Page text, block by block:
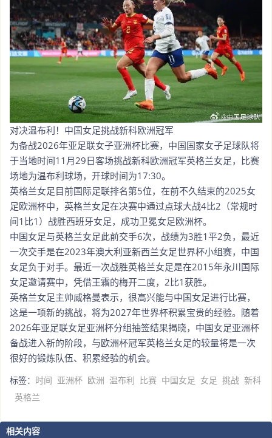
对决温布利！中国女足挑战新科欧洲冠军
为备战2026年亚足联女子亚洲杯比赛，中国国家女子足球队将
于当地时间11月29日客场挑战新科欧洲冠军英格兰女足，比赛
场地为温布利球场，开球时间为17:30。
英格兰女足目前国际足联排名第5位，在前不久结束的2025女
足欧洲杯中，英格兰女足在决赛中通过点球大战4比2（常规时
间1比1）战胜西班牙女足，成功卫冕女足欧洲杯。
中国女足与英格兰女足此前交手6次，战绩为3胜1平2负，最近
一次交手是在2023年澳大利亚新西兰女足世界杯小组赛，中国
女足负于对手。最近一次战胜英格兰女足是在2015年永川国际
女足邀请赛中，凭借王霜的梅开二度，2比1获胜。
英格兰女足主帅威格曼表示，很高兴能与中国女足进行比赛，
这是一项新的挑战，将为2027年世界杯积累宝贵的经验。随着
2026年亚足联女足亚洲杯分组抽签结果揭晓，中国女足亚洲杯
备战进入新的阶段，与欧洲杯冠军英格兰女足的较量将是一次
很好的锻炼队伍、积累经验的机会。
标签： 时间 亚洲杯 欧洲 温布利 比赛 中国女足 女足 挑战 新科
英格兰
相关内容